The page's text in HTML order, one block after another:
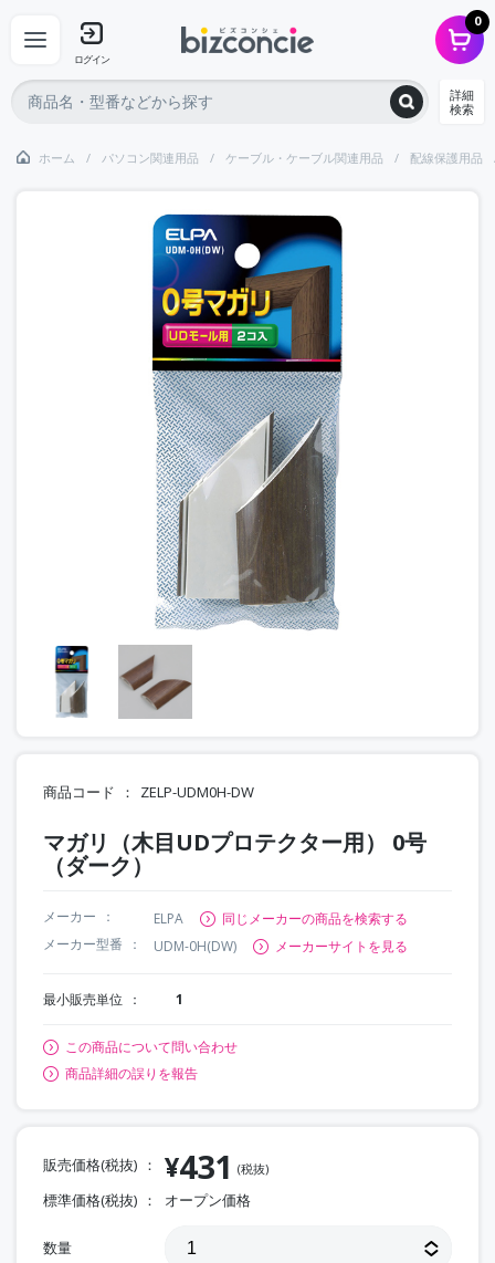
ログイン
0
詳細
検索
ホーム パソコン関連用品 ケーブル・ケーブル関連用品 配線保護用品
商品コード ZELP-UDM0H-DW
マガリ（木目UDプロテクター用） 0号
（ダーク）
メーカー ELPA
同じメーカーの商品を検索する
メーカー型番
UDM-0H(DW) メーカーサイトを見る
最小販売単位 1
この商品について問い合わせ
商品詳細の誤りを報告
販売価格(税抜) ¥431 (税抜)
標準価格(税抜) オープン価格
数量